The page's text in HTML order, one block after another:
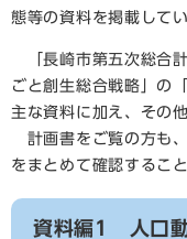
態等の資料を掲載してい
「長崎市第五次総合
ごと創生総合戦略」の
主な資料に加え、その
計画書をご覧の方も
をまとめて確認するこ
資料編1 人口動